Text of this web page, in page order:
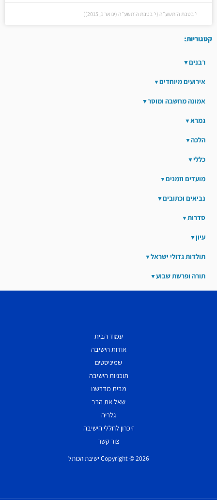
י׳ בטבת ה׳תשע״ה (י׳ בטבת ה׳תשע״ה (ינואר 1, 2015))
קטגוריות:
רבנים
אירועים מיוחדים
אמונה מחשבה ומוסר
גמרא
הלכה
כללי
מועדים וזמנים
נביאים וכתובים
סדרות
עיון
תולדות גדולי ישראל
תורה ופרשת שבוע
עמוד הבית
אודות הישיבה
שמיניסטים
תוכניות הישיבה
מבית מדרשנו
שאל את הרב
גלריה
זיכרון לחללי הישיבה
צור קשר
Copyright © 2026 ישיבת הכותל